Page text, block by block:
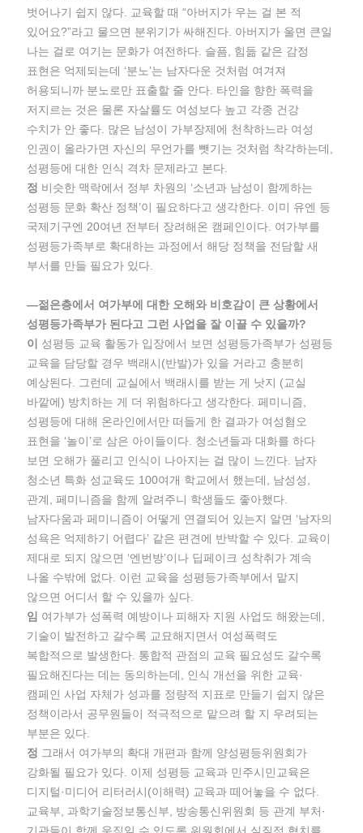
벗어나기 쉽지 않다. 교육할 때 “아버지가 우는 걸 본 적
있어요?”라고 물으면 분위기가 싸해진다. 아버지가 울면 큰일
나는 걸로 여기는 문화가 여전하다. 슬픔, 힘듦 같은 감정
표현은 억제되는데 ‘분노’는 남자다운 것처럼 여겨져
허용되니까 분노로만 표출할 줄 안다. 타인을 향한 폭력을
저지르는 것은 물론 자살률도 여성보다 높고 각종 건강
수치가 안 좋다. 많은 남성이 가부장제에 천착하느라 여성
인권이 올라가면 자신의 무언가를 뺏기는 것처럼 착각하는데,
성평등에 대한 인식 격차 문제라고 본다.
정 비슷한 맥락에서 정부 차원의 ‘소년과 남성이 함께하는
성평등 문화 확산 정책’이 필요하다고 생각한다. 이미 유엔 등
국제기구엔 20여년 전부터 장려해온 캠페인이다. 여가부를
성평등가족부로 확대하는 과정에서 해당 정책을 전담할 새
부서를 만들 필요가 있다.
―젊은층에서 여가부에 대한 오해와 비호감이 큰 상황에서
성평등가족부가 된다고 그런 사업을 잘 이끌 수 있을까?
이
성평등 교육 활동가 입장에서 보면 성평등가족부가 성평등
교육을 담당할 경우 백래시(반발)가 있을 거라고 충분히
예상된다. 그런데 교실에서 백래시를 받는 게 낫지 (교실
바깥에) 방치하는 게 더 위험하다고 생각한다. 페미니즘,
성평등에 대해 온라인에서만 떠들게 한 결과가 여성혐오
표현을 ‘놀이’로 삼은 아이들이다. 청소년들과 대화를 하다
보면 오해가 풀리고 인식이 나아지는 걸 많이 느낀다. 남자
청소년 특화 성교육도 100여개 학교에서 했는데, 남성성,
관계, 페미니즘을 함께 알려주니 학생들도 좋아했다.
남자다움과 페미니즘이 어떻게 연결되어 있는지 알면 ‘남자의
성욕은 억제하기 어렵다’ 같은 편견에 반박할 수 있다. 교육이
제대로 되지 않으면 ‘엔번방’이나 딥페이크 성착취가 계속
나올 수밖에 없다. 이런 교육을 성평등가족부에서 맡지
않으면 어디서 할 수 있을까 싶다.
임 여가부가 성폭력 예방이나 피해자 지원 사업도 해왔는데,
기술이 발전하고 갈수록 교묘해지면서 여성폭력도
복합적으로 발생한다. 통합적 관점의 교육 필요성도 갈수록
필요해진다는 데는 동의하는데, 인식 개선을 위한 교육·
캠페인 사업 자체가 성과를 정량적 지표로 만들기 쉽지 않은
정책이라서 공무원들이 적극적으로 맡으려 할 지 우려되는
부분은 있다.
정 그래서 여가부의 확대 개편과 함께 양성평등위원회가
강화될 필요가 있다. 이제 성평등 교육과 민주시민교육은
디지털·미디어 리터러시(이해력) 교육과 떼어놓을 수 없다.
교육부, 과학기술정보통신부, 방송통신위원회 등 관계 부처·